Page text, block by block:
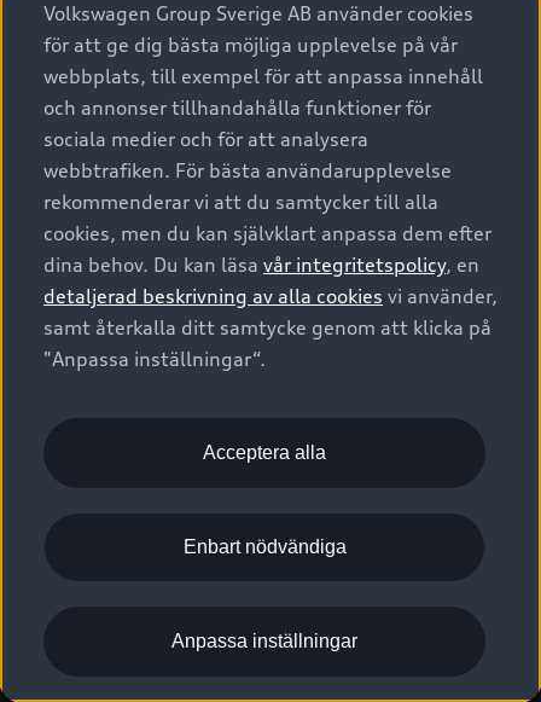
A6 modellerna
SUV
Avant
Audi Sport
Privatleasing
Nya bilar i lager
Begagnade bilar i lager
Audi approved :plus - så gott som nya
Finansiering
Audi exclusive
Provkörning
Service & tillbehör
Audi digital services
Originaltillbehör - köp online
Garantier
Försäkring
Digitala manualer för din Audi
Audi Collection – livsstilsartiklar
Vanliga frågor
2G/3G nätet stängs ned - Hur påverkas min bil av detta?
Tjänstebil
Tjänstebil
Business lease online
Företagsleasing
Om Audi Sverige
Kontakta oss
Audi Återförsäljare/-serviceverkstad
myAudi
Pressmeddelanden
Nyhetsbrev
Vårt hållbarhetsarbete
Lediga tjänster huvudkontor
Lediga tjänster hos Audi Återförsäljare
Kommentar till mediauppgifter om dataläcka
© 2026 AUDI SVERIGE. All Rights Reserved.
Utgivare Juridiskt
Juridiskt Audi AG
Juridiskt Audi Digital Giveaway
Anpassa inställningar för cookies
Visselblåsarkanaler
Volkswagen Group Sverige AB använder cookies
för att ge dig bästa möjliga upplevelse på vår
webbplats, till exempel för att anpassa innehåll
och annonser tillhandahålla funktioner för
sociala medier och för att analysera
webbtrafiken. För bästa användarupplevelse
rekommenderar vi att du samtycker till alla
cookies, men du kan självklart anpassa dem efter
dina behov. Du kan läsa vår integritetspolicy, en
detaljerad beskrivning av alla cookies vi använder,
samt återkalla ditt samtycke genom att klicka på
"Anpassa inställningar“.
Acceptera alla
Enbart nödvändiga
Anpassa inställningar